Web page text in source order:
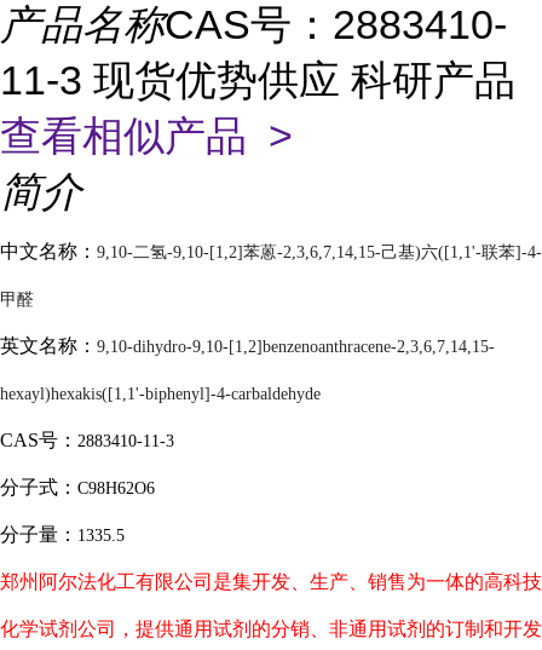
产品名称CAS号：2883410-
11-3 现货优势供应 科研产品
查看相似产品 >
简介
中文名称： 9,10-二氢-9,10-[1,2]苯蒽-2,3,6,7,14,15-己基)六([1,1'-联苯]-4-
甲醛
英文名称： 9,10-dihydro-9,10-[1,2]benzenoanthracene-2,3,6,7,14,15-
hexayl)hexakis([1,1'-biphenyl]-4-carbaldehyde
CAS号： 2883410-11-3
分子式： C98H62O6
分子量： 1335.5
郑州阿尔法化工有限公司是集开发、生产、销售为一体的高科技
化学试剂公司，提供通用试剂的分销、非通用试剂的订制和开发